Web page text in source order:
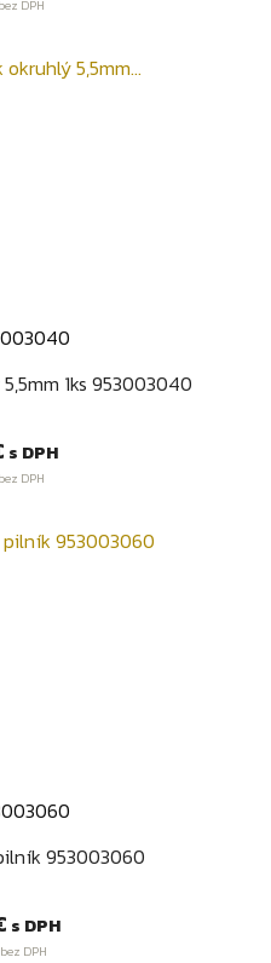
bez DPH
1ks 953003040
s DPH
bez DPH
953003060
s DPH
bez DPH